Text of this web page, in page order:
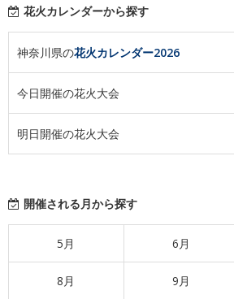
花火カレンダーから探す
神奈川県の花火カレンダー2026
今日開催の花火大会
明日開催の花火大会
開催される月から探す
5月 6月
8月 9月